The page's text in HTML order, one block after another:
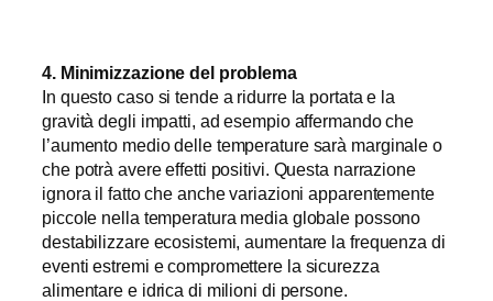
4. Minimizzazione del problema
In questo caso si tende a ridurre la portata e la
gravità degli impatti, ad esempio affermando che
l’aumento medio delle temperature sarà marginale o
che potrà avere effetti positivi. Questa narrazione
ignora il fatto che anche variazioni apparentemente
piccole nella temperatura media globale possono
destabilizzare ecosistemi, aumentare la frequenza di
eventi estremi e compromettere la sicurezza
alimentare e idrica di milioni di persone.